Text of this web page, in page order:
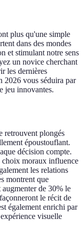
plus qu'une simple
dans des mondes
et stimulant notre sens
un novice cherchant
les dernières
2026 vous séduira par
jeu innovantes.
retrouvent plongés
époustouflant.
décision compte.
choix moraux influence
les relations
montrent que
de 30% le
le récit de
également enrichi par
visuelle